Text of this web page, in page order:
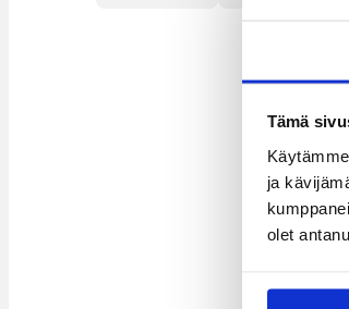
Tämä
ja
olet